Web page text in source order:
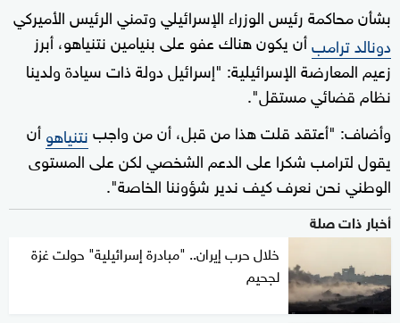
بشأن محاكمة رئيس الوزراء الإسرائيلي وتمني الرئيس الأميركي
دونالد ترامبأن يكون هناك عفو على بنيامين نتنياهو، أبرز
زعيم المعارضة الإسرائيلية: "إسرائيل دولة ذات سيادة ولدينا
نظام قضائي مستقل".
وأضاف: "أعتقد قلت هذا من قبل، أن من واجبنتنياهوأن
يقول لترامب شكرا على الدعم الشخصي لكن على المستوى
الوطني نحن نعرف كيف ندير شؤوننا الخاصة".
أخبار ذات صلة
خلال حرب إيران.. "مبادرة إسرائيلية" حولت غزة
لجحيم